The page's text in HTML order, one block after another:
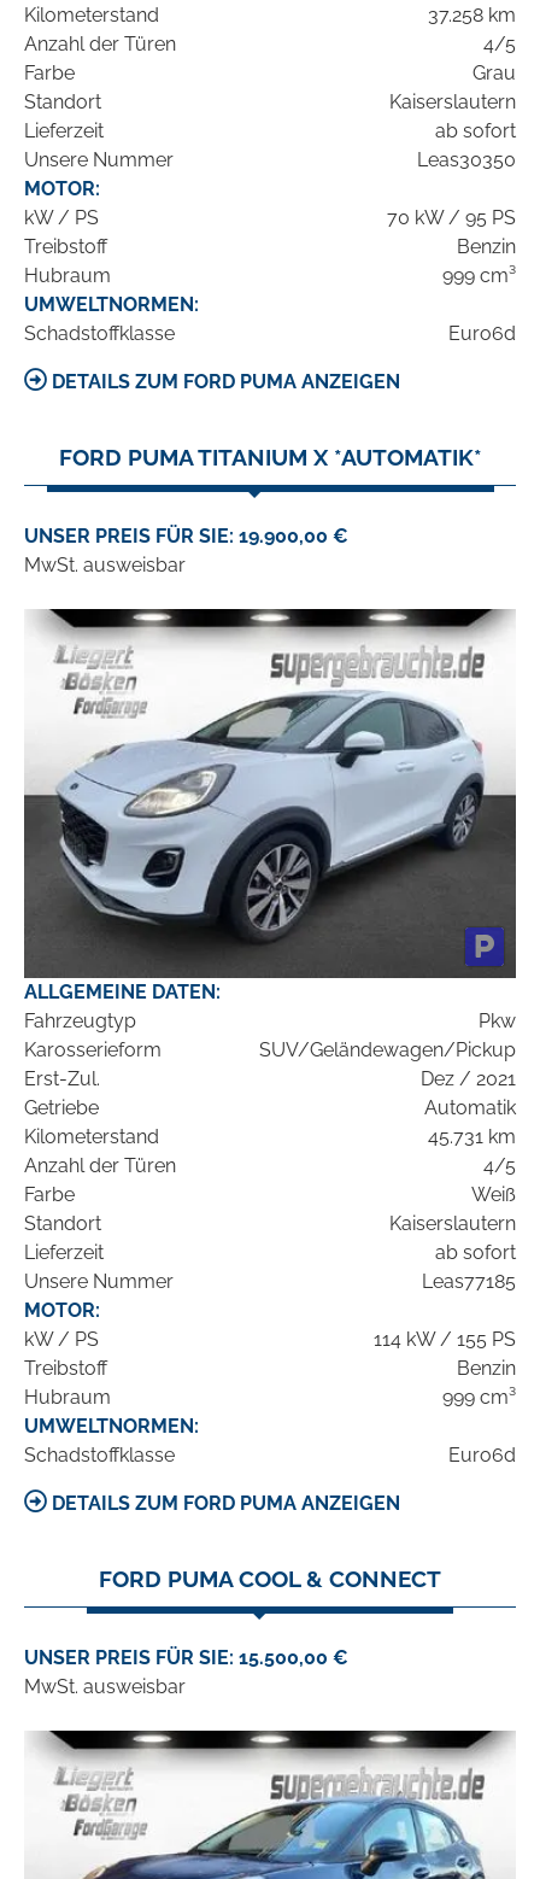
Kilometerstand
37.258 km
Anzahl der Türen
4/5
Farbe
Grau
Standort
Kaiserslautern
Lieferzeit
ab sofort
Unsere Nummer
Leas30350
MOTOR:
kW / PS
70 kW / 95 PS
Treibstoff
Benzin
Hubraum
999 cm³
UMWELTNORMEN:
Schadstoffklasse
Euro6d
DETAILS ZUM FORD PUMA ANZEIGEN
FORD PUMA TITANIUM X *AUTOMATIK*
UNSER PREIS FÜR SIE: 19.900,00 €
MwSt. ausweisbar
ALLGEMEINE DATEN:
Fahrzeugtyp
Pkw
Karosserieform
SUV/Geländewagen/Pickup
Erst-Zul.
Dez / 2021
Getriebe
Automatik
Kilometerstand
45.731 km
Anzahl der Türen
4/5
Farbe
Weiß
Standort
Kaiserslautern
Lieferzeit
ab sofort
Unsere Nummer
Leas77185
MOTOR:
kW / PS
114 kW / 155 PS
Treibstoff
Benzin
Hubraum
999 cm³
UMWELTNORMEN:
Schadstoffklasse
Euro6d
DETAILS ZUM FORD PUMA ANZEIGEN
FORD PUMA COOL & CONNECT
UNSER PREIS FÜR SIE: 15.500,00 €
MwSt. ausweisbar